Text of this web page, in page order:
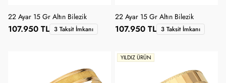
22 Ayar 15 Gr Altın Bilezik
107.950 TL 3 Taksit İmkanı
22 Ayar 15 Gr Altın Bilezik
107.950 TL 3 Taksit İmkanı
YILDIZ ÜRÜN